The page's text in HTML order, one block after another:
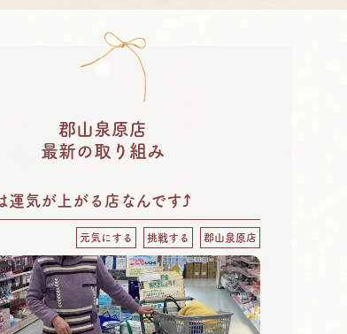
郡山泉原店
最新の取り組み
運気が上がる店なんです⤴
元気にする 挑戦する 郡山泉原店